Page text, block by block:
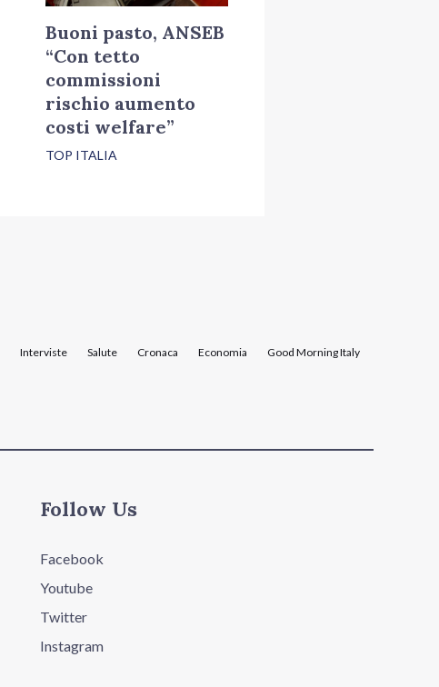
Buoni pasto, ANSEB
“Con tetto
commissioni
rischio aumento
costi welfare”
TOP ITALIA
Interviste Salute Cronaca Economia Good Morning Italy
Follow Us
Facebook
Youtube
Twitter
Instagram